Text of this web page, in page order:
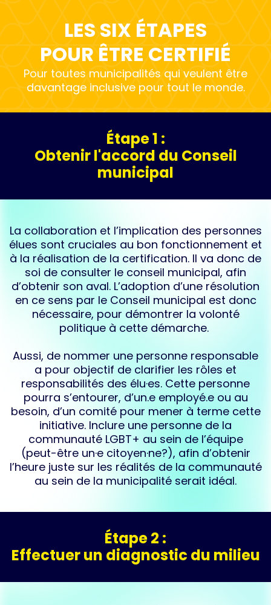
LES SIX ÉTAPES
POUR ÊTRE CERTIFIÉ
Pour toutes municipalités qui veulent être
davantage inclusive pour tout le monde.
Étape 1 :
Obtenir l'accord du Conseil
municipal
La collaboration et l’implication des personnes
élues sont cruciales au bon​ fonctionnement et
à la réalisation de la certification. Il va donc de
soi de​ consulter le conseil municipal, afin
d’obtenir son aval. ​L’adoption d’une résolution
en ce sens par le Conseil municipal est donc
nécessaire, pour démontrer la volonté
politique à cette démarche. ​
Aussi, de nommer une personne responsable
a pour objectif de clarifier les​ rôles et
responsabilités des élu·es.​ Cette personne
pourra s’entourer, d’un.e employé.e ou au
besoin, d’un comité pour mener à terme cette
initiative. ​Inclure une personne de la
communauté LGBT+ au sein de l’équipe
(peut-être un·e​ citoyen·ne?), afin d’obtenir
l’heure juste sur les réalités de la communauté
au sein​ de la municipalité serait idéal.
Étape 2 :
Effectuer un diagnostic du milieu